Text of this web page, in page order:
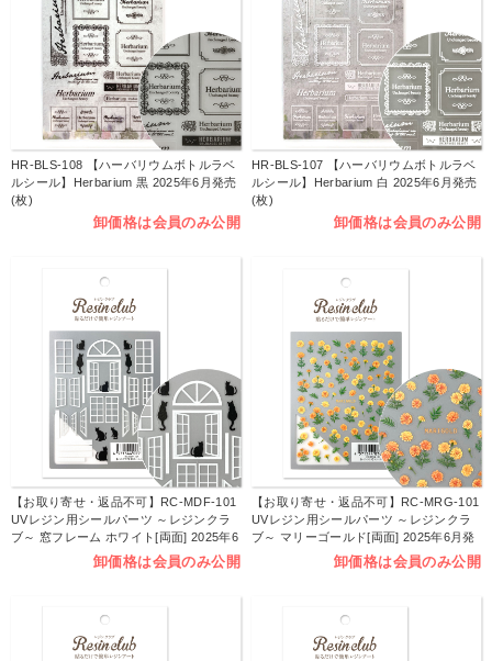
HR-BLS-108 【ハーバリウムボトルラベ
ルシール】Herbarium 黒 2025年6月発売
(枚)
卸価格は会員のみ公開
HR-BLS-107 【ハーバリウムボトルラベ
ルシール】Herbarium 白 2025年6月発売
(枚)
卸価格は会員のみ公開
【お取り寄せ・返品不可】RC-MDF-101
UVレジン用シールパーツ ～レジンクラ
ブ～ 窓フレーム ホワイト[両面] 2025年6
卸価格は会員のみ公開
【お取り寄せ・返品不可】RC-MRG-101
UVレジン用シールパーツ ～レジンクラ
ブ～ マリーゴールド[両面] 2025年6月発
卸価格は会員のみ公開